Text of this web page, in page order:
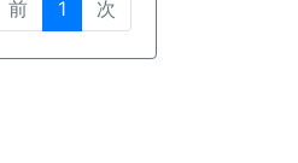
前 1 次